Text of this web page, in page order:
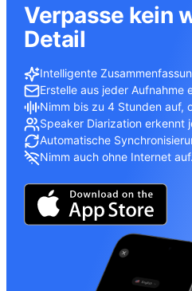
Verpasse kein
Detail
Intelligente
Erstelle aus jeder Aufnahme
Nimm bis zu 4 Stunden auf,
Speaker Diarization erkennt
Automatische
Nimm auch ohne Internet auf.